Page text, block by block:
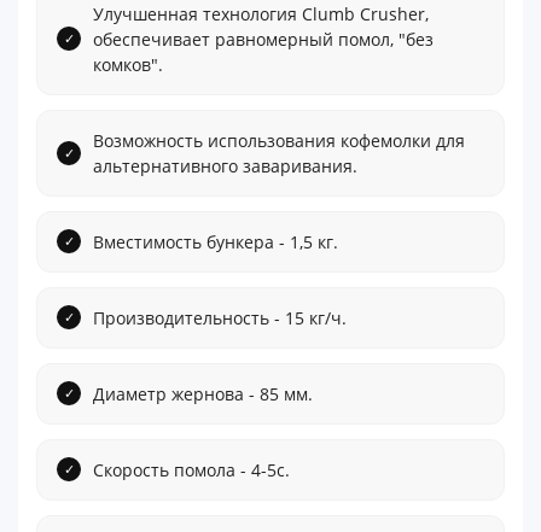
Улучшенная технология Clumb Crusher,
обеспечивает равномерный помол, "без
комков".
Возможность использования кофемолки для
альтернативного заваривания.
Вместимость бункера - 1,5 кг.
Производительность - 15 кг/ч.
Диаметр жернова - 85 мм.
Скорость помола - 4-5с.